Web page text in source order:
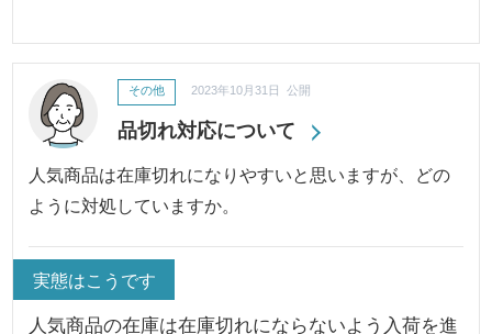
品切れ対応について
その他 2023年10月31日 公開
人気商品は在庫切れになりやすいと思いますが、どの
ように対処していますか。
実態はこうです
人気商品の在庫は在庫切れにならないよう入荷を進